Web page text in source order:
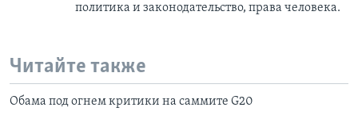
политика и законодательство, права человека.
Читайте также
Обама под огнем критики на саммите G20